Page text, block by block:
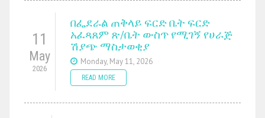
11
May
2026
በፌደራል ጠቅላይ ፍርድ ቤት ፍርድ
አፈጻጸም ጽ/ቤት ውስጥ የሚገኝ የሀራጅ
ሽያጭ ማስታወቂያ
Monday, May 11, 2026
READ MORE